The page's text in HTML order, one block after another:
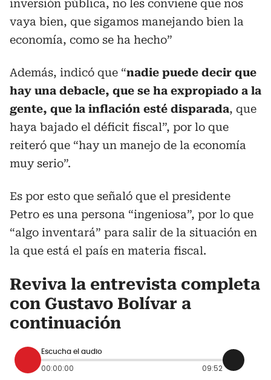
inversión pública, no les conviene que nos
vaya bien, que sigamos manejando bien la
economía, como se ha hecho”
Además, indicó que “nadie puede decir que
hay una debacle, que se ha expropiado a la
gente, que la inflación esté disparada, que
haya bajado el déficit fiscal”, por lo que
reiteró que “hay un manejo de la economía
muy serio”.
Es por esto que señaló que el presidente
Petro es una persona “ingeniosa”, por lo que
“algo inventará” para salir de la situación en
la que está el país en materia fiscal.
Reviva la entrevista completa
con Gustavo Bolívar a
continuación
Escucha el audio
00:00:00 09:52